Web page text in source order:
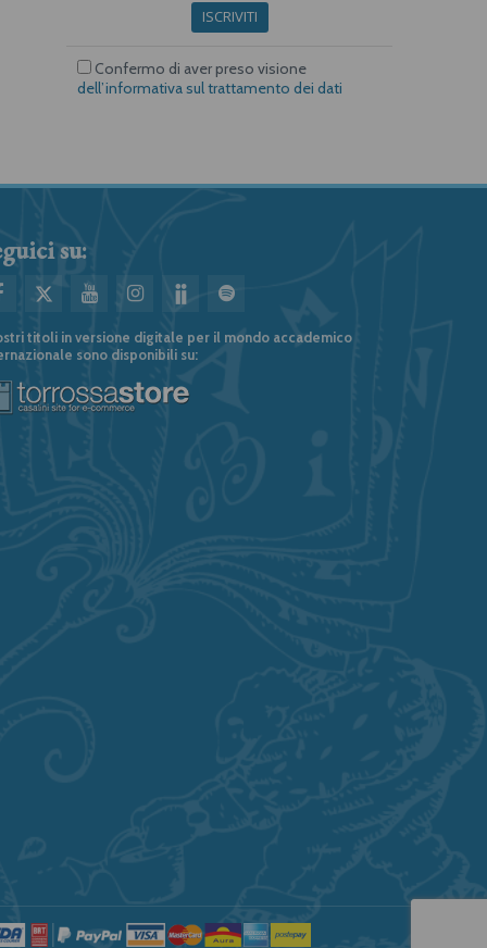
ISCRIVITI
Confermo di aver preso visione
dell’informativa sul trattamento dei dati
su:
titoli in versione digitale per il mondo accademico
sono disponibili su: